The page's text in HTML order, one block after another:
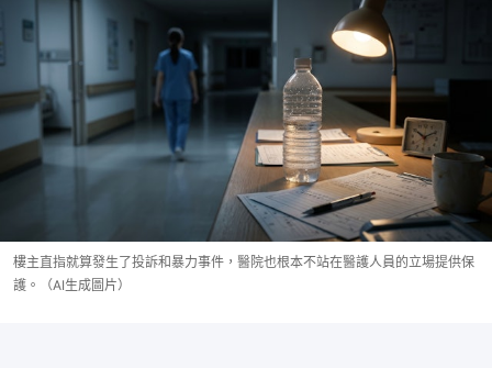
樓主直指就算發生了投訴和暴力事件，醫院也根本不站在醫護人員的立場提供保
護。（AI生成圖片）